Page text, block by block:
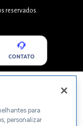
reservados.
CONTATO
para
personalizar